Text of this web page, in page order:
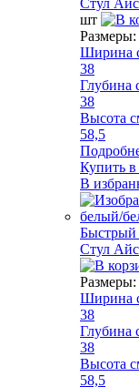
шт
Размеры:
Ширина
38
Глубина
38
Высота
58,5
Купить
В
Быстрый
Стул
Размеры:
Ширина
38
Глубина
38
Высота
58,5